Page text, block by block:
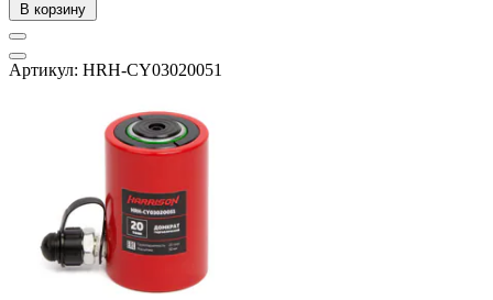
В корзину
Артикул: HRH-CY03020051